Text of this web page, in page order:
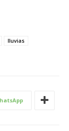
lluvias